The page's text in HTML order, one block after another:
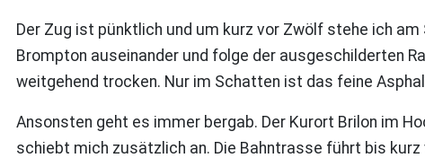
Der Zug ist pünktlich und um kurz vor Zwölf stehe ich
Brompton auseinander und folge der ausgeschilderten
weitgehend trocken. Nur im Schatten ist das feine
Ansonsten geht es immer bergab. Der Kurort Brilon im
schiebt mich zusätzlich an. Die Bahntrasse führt bis